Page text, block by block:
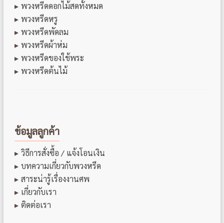
พวงหรีดดอกไม้สดทั้งหมด
พวงหรีดหรู
พวงหรีดพัดลม
พวงหรีดผ้าห่ม
พวงหรีดของใช้พระ
พวงหรีดต้นไม้
ข้อมูลลูกค้า
วิธีการสั่งซื้อ / แจ้งโอนเงิน
บทความเกี่ยวกับพวงหรีด
สาระน่ารู้เรื่องงานศพ
เกี่ยวกับเรา
ติดต่อเรา